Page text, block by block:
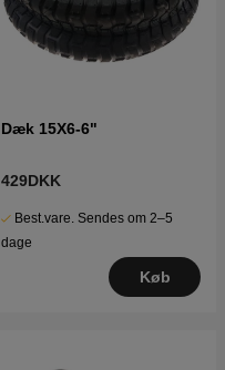
Dæk 15X6-6"
429DKK
Best.vare. Sendes om 2–5
dage
Køb